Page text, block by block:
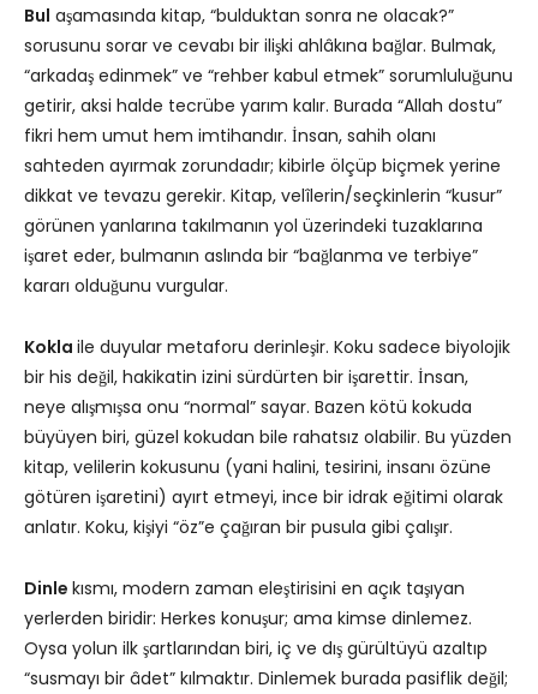
Bul aşamasında kitap, “bulduktan sonra ne olacak?”
sorusunu sorar ve cevabı bir ilişki ahlâkına bağlar. Bulmak,
“arkadaş edinmek” ve “rehber kabul etmek” sorumluluğunu
getirir, aksi halde tecrübe yarım kalır. Burada “Allah dostu”
fikri hem umut hem imtihandır. İnsan, sahih olanı
sahteden ayırmak zorundadır; kibirle ölçüp biçmek yerine
dikkat ve tevazu gerekir. Kitap, velîlerin/seçkinlerin “kusur”
görünen yanlarına takılmanın yol üzerindeki tuzaklarına
işaret eder, bulmanın aslında bir “bağlanma ve terbiye”
kararı olduğunu vurgular.
Kokla ile duyular metaforu derinleşir. Koku sadece biyolojik
bir his değil, hakikatin izini sürdürten bir işarettir. İnsan,
neye alışmışsa onu “normal” sayar. Bazen kötü kokuda
büyüyen biri, güzel kokudan bile rahatsız olabilir. Bu yüzden
kitap, velilerin kokusunu (yani halini, tesirini, insanı özüne
götüren işaretini) ayırt etmeyi, ince bir idrak eğitimi olarak
anlatır. Koku, kişiyi “öz”e çağıran bir pusula gibi çalışır.
Dinle kısmı, modern zaman eleştirisini en açık taşıyan
yerlerden biridir: Herkes konuşur; ama kimse dinlemez.
Oysa yolun ilk şartlarından biri, iç ve dış gürültüyü azaltıp
“susmayı bir âdet” kılmaktır. Dinlemek burada pasiflik değil;